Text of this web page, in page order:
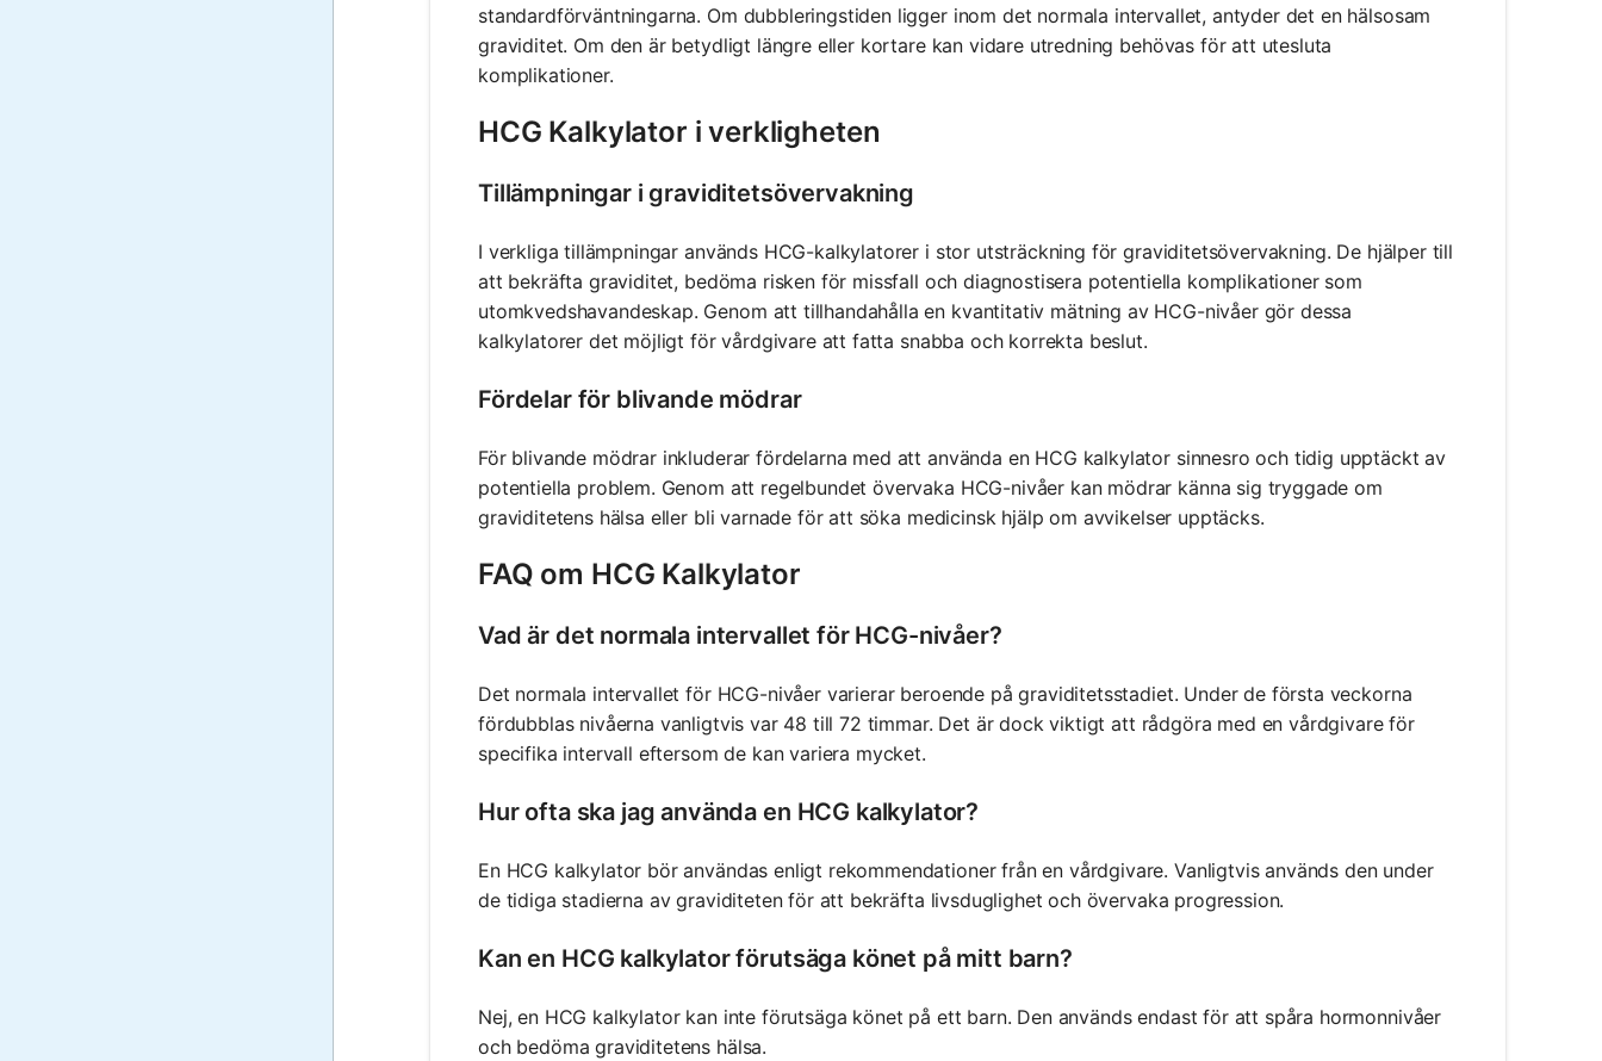
standardförväntningarna. Om dubbleringstiden ligger inom det normala intervallet, antyder det en hälsosam
graviditet. Om den är betydligt längre eller kortare kan vidare utredning behövas för att utesluta
komplikationer.
HCG Kalkylator i verkligheten
Tillämpningar i graviditetsövervakning
I verkliga tillämpningar används HCG-kalkylatorer i stor utsträckning för graviditetsövervakning. De hjälper till
att bekräfta graviditet, bedöma risken för missfall och diagnostisera potentiella komplikationer som
utomkvedshavandeskap. Genom att tillhandahålla en kvantitativ mätning av HCG-nivåer gör dessa
kalkylatorer det möjligt för vårdgivare att fatta snabba och korrekta beslut.
Fördelar för blivande mödrar
För blivande mödrar inkluderar fördelarna med att använda en HCG kalkylator sinnesro och tidig upptäckt av
potentiella problem. Genom att regelbundet övervaka HCG-nivåer kan mödrar känna sig tryggade om
graviditetens hälsa eller bli varnade för att söka medicinsk hjälp om avvikelser upptäcks.
FAQ om HCG Kalkylator
Vad är det normala intervallet för HCG-nivåer?
Det normala intervallet för HCG-nivåer varierar beroende på graviditetsstadiet. Under de första veckorna
fördubblas nivåerna vanligtvis var 48 till 72 timmar. Det är dock viktigt att rådgöra med en vårdgivare för
specifika intervall eftersom de kan variera mycket.
Hur ofta ska jag använda en HCG kalkylator?
En HCG kalkylator bör användas enligt rekommendationer från en vårdgivare. Vanligtvis används den under
de tidiga stadierna av graviditeten för att bekräfta livsduglighet och övervaka progression.
Kan en HCG kalkylator förutsäga könet på mitt barn?
Nej, en HCG kalkylator kan inte förutsäga könet på ett barn. Den används endast för att spåra hormonnivåer
och bedöma graviditetens hälsa.